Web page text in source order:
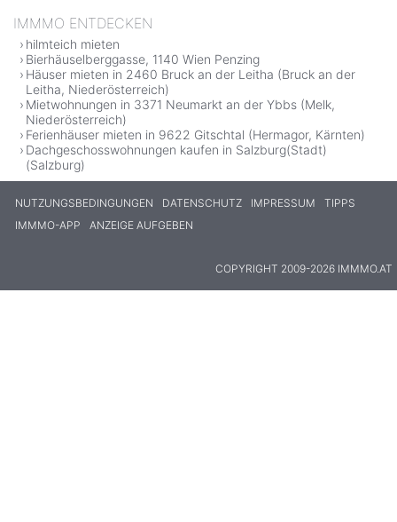
IMMMO ENTDECKEN
hilmteich mieten
Bierhäuselberggasse, 1140 Wien Penzing
Häuser mieten in 2460 Bruck an der Leitha (Bruck an der
Leitha, Niederösterreich)
Mietwohnungen in 3371 Neumarkt an der Ybbs (Melk,
Niederösterreich)
Ferienhäuser mieten in 9622 Gitschtal (Hermagor, Kärnten)
Dachgeschosswohnungen kaufen in Salzburg(Stadt)
(Salzburg)
NUTZUNGSBEDINGUNGEN DATENSCHUTZ IMPRESSUM
TIPPS
IMMMO-APP
ANZEIGE AUFGEBEN
COPYRIGHT 2009-2026 IMMMO.AT